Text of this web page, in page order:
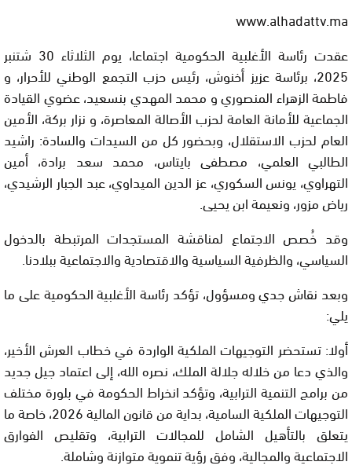
www.alhadattv.ma
عقدت رئاسة الأغلبية الحكومية اجتماعا، يوم الثلاثاء 30 شتنبر
2025، برئاسة عزيز أخنوش، رئيس حزب التجمع الوطني للأحرار، و
فاطمة الزهراء المنصوري و محمد المهدي بنسعيد، عضوي القيادة
الجماعية للأمانة العامة لحزب الأصالة المعاصرة، و نزار بركة، الأمين
العام لحزب الاستقلال، وبحضور كل من السيدات والسادة: راشيد
الطالبي العلمي، مصطفى بايتاس، محمد سعد برادة، أمين
التهراوي، يونس السكوري، عز الدين الميداوي، عبد الجبار الرشيدي،
رياض مزور، ونعيمة ابن يحيى.
وقد خُصص الاجتماع لمناقشة المستجدات المرتبطة بالدخول
السياسي، والظرفية السياسية والاقتصادية والاجتماعية ببلادنا.
وبعد نقاش جدي ومسؤول، تؤكد رئاسة الأغلبية الحكومية على ما
يلي:
أولا: تستحضر التوجيهات الملكية الواردة في خطاب العرش الأخير،
والذي دعا من خلاله جلالة الملك، نصره الله، إلى اعتماد جيل جديد
من برامج التنمية الترابية، وتؤكد انخراط الحكومة في بلورة مختلف
التوجيهات الملكية السامية، بداية من قانون المالية 2026، خاصة ما
يتعلق بالتأهيل الشامل للمجالات الترابية، وتقليص الفوارق
الاجتماعية والمجالية، وفق رؤية تنموية متوازنة وشاملة.